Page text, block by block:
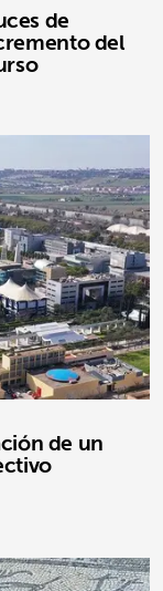
de
del
de un